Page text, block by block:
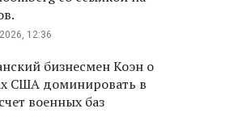
12:36
бизнесмен Коэн о
США доминировать в
военных баз